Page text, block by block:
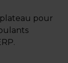
pour